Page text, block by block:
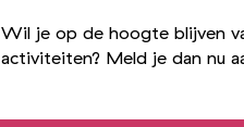
Wil je op de hoogte blijven
activiteiten? Meld je dan nu